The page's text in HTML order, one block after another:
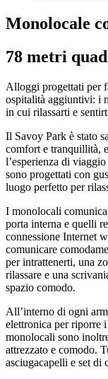
Monolocale
78 metri
Alloggi progettati per
ospitalità aggiuntivi: i
in cui rilassarti e
Il Savoy Park è stato
comfort e tranquillità,
l’esperienza di
sono progettati con
luogo perfetto per
I monolocali
porta interna e quelli
connessione Internet
comunicare
per intrattenerti, una
rilassare e una
spazio comodo.
All’interno di ogni
elettronica per riporre
monolocali sono
attrezzato e comodo.
asciugacapelli e set di